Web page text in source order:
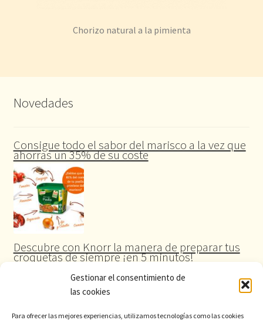
Gestionar el consentimiento de
las cookies
Para ofrecer las mejores experiencias, utilizamos tecnologías como las cookies
Chorizo natural a la pimienta
Novedades
Consigue todo el sabor del marisco a la vez que
ahorras un 35% de su coste
Descubre con Knorr la manera de preparar tus
croquetas de siempre ¡en 5 minutos!